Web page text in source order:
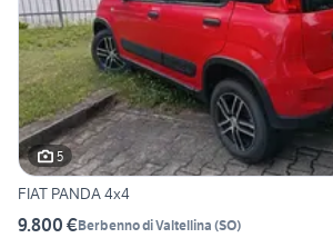
5
FIAT PANDA 4x4
9.800 €Berbenno di Valtellina (SO)